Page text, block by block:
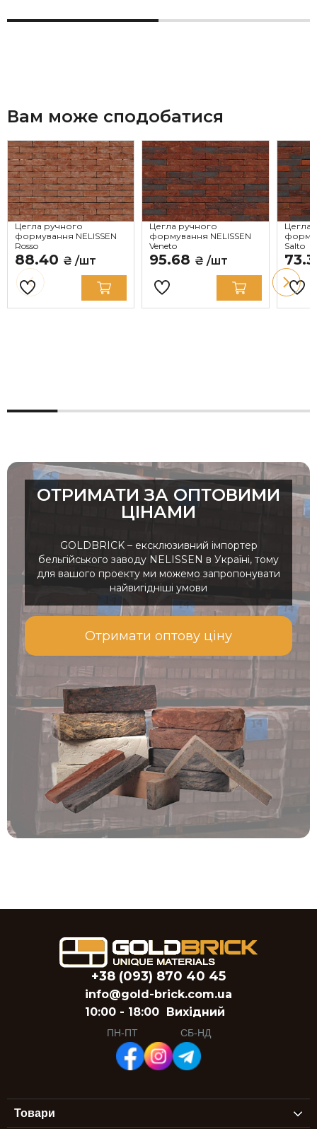
Вам може сподобатися
Цегла ручного
формування NELISSEN
Rosso
88.40 ₴ /шт
Цегла ручного
формування NELISSEN
Veneto
95.68 ₴ /шт
Цегла
Salto
ОТРИМАТИ ЗА ОПТОВИМИ
ЦІНАМИ
GOLDBRICK – ексклюзивний імпортер
бельгійського заводу NELISSEN в Україні, тому
для вашого проекту ми можемо запропонувати
найвигідніші умови
Отримати оптову ціну
+38 (093) 870 40 45
info@gold-brick.com.ua
10:00 - 18:00
ПН-ПТ
Вихідний
СБ-НД
Товари